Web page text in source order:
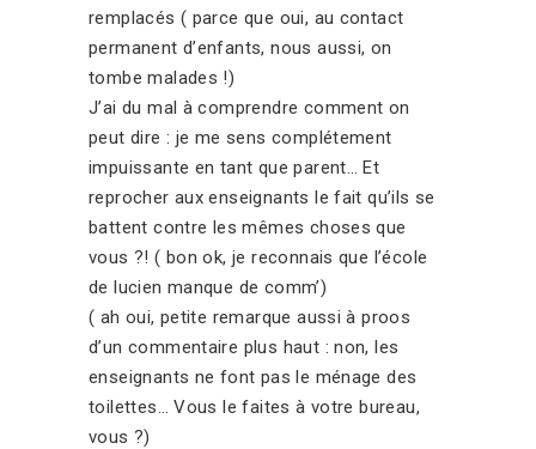
remplacés ( parce que oui, au contact
permanent d’enfants, nous aussi, on
tombe malades !)
J’ai du mal à comprendre comment on
peut dire : je me sens complétement
impuissante en tant que parent… Et
reprocher aux enseignants le fait qu’ils se
battent contre les mêmes choses que
vous ?! ( bon ok, je reconnais que l’école
de lucien manque de comm’)
( ah oui, petite remarque aussi à proos
d’un commentaire plus haut : non, les
enseignants ne font pas le ménage des
toilettes… Vous le faites à votre bureau,
vous ?)